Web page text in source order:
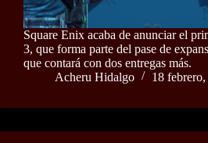
Square Enix acaba de anunciar el
3, que forma parte del pase de
que contará con dos entregas más.
Acheru Hidalgo
18